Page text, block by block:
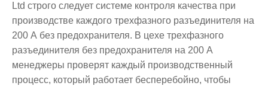
Ltd строго следует системе контроля качества при
производстве каждого трехфазного разъединителя на
200 А без предохранителя. В цехе трехфазного
разъединителя без предохранителя на 200 А
менеджеры проверят каждый производственный
процесс, который работает бесперебойно, чтобы